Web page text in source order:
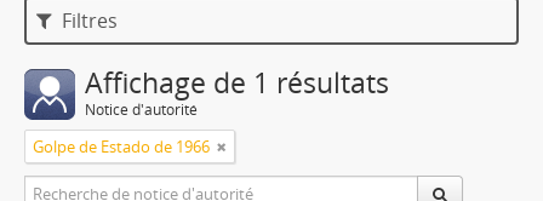
Filtres
Affichage de 1 résultats
Notice d'autorité
Golpe de Estado de 1966